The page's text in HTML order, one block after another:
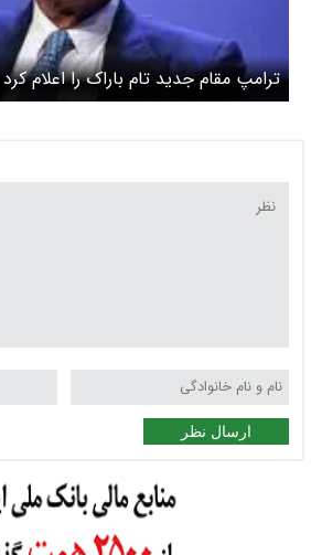
ترامپ مقام جدید تام باراک را اعلام کرد
ارسال نظر